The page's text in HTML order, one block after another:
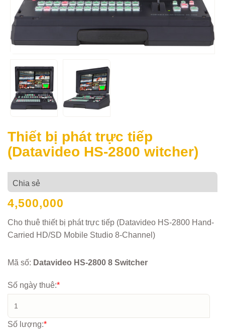
Thiết bị phát trực tiếp
(Datavideo HS-2800 witcher)
Chia sẻ
4,500,000
Cho thuê thiết bị phát trực tiếp (Datavideo HS-2800 Hand-
Carried HD/SD Mobile Studio 8-Channel)
Mã số: Datavideo HS-2800 8 Switcher
Số ngày thuê:*
Số lượng:*